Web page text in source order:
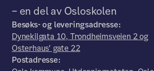
– en del av Osloskolen
Besøks- og leveringsadresse:
Dynekilgata 10, Trondheimsveien 2 og
Osterhaus' gate 22
Postadresse: